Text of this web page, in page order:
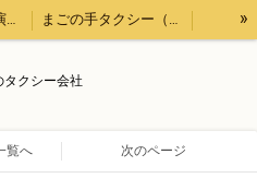
MASUDAまちなか演奏会 まごの手タクシー（用事の代行、飲食のテイクアウトなど） »
クシー会社
覧へ 次のページ